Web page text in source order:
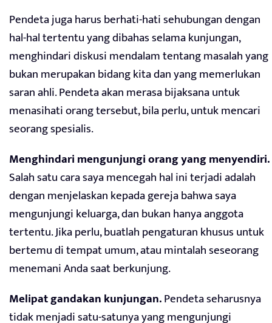
Pendeta juga harus berhati-hati sehubungan dengan
hal-hal tertentu yang dibahas selama kunjungan,
menghindari diskusi mendalam tentang masalah yang
bukan merupakan bidang kita dan yang memerlukan
saran ahli. Pendeta akan merasa bijaksana untuk
menasihati orang tersebut, bila perlu, untuk mencari
seorang spesialis.
Menghindari mengunjungi orang yang menyendiri.
Salah satu cara saya mencegah hal ini terjadi adalah
dengan menjelaskan kepada gereja bahwa saya
mengunjungi keluarga, dan bukan hanya anggota
tertentu. Jika perlu, buatlah pengaturan khusus untuk
bertemu di tempat umum, atau mintalah seseorang
menemani Anda saat berkunjung.
Melipat gandakan kunjungan.Pendeta seharusnya
tidak menjadi satu-satunya yang mengunjungi